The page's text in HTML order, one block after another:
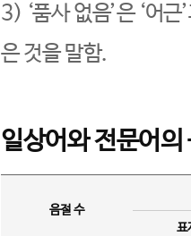
3) ‘품사 없음’은 ‘어
은 것을 말함.
일상어와 전문어의
음절 수
표